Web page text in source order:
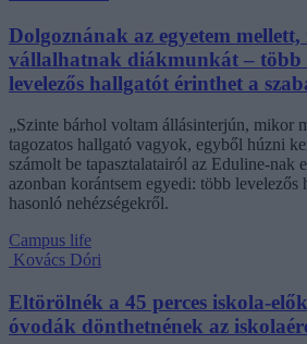
Dolgoznának az egyetem mellett,
vállalhatnak diákmunkát – több
levelezős hallgatót érinthet a
„Szinte bárhol voltam állásinterjún, mikor
tagozatos hallgató vagyok, egyből húzni
számolt be tapasztalatairól az Eduline-nak
azonban korántsem egyedi: több levelezős
hasonló nehézségekről.
Campus life
Kovács Dóri
Eltörölnék a 45 perces iskola-
óvodák dönthetnének az